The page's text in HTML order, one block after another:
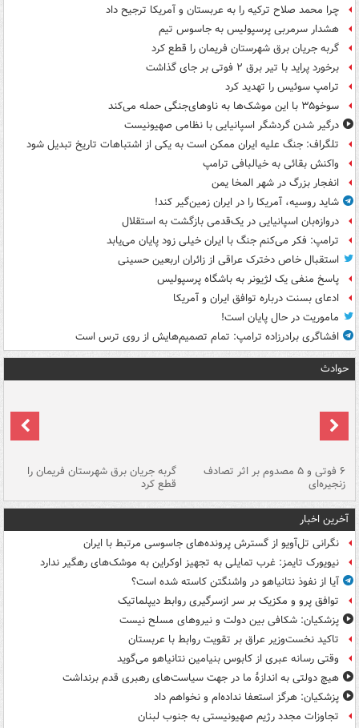
چرا محمد صلاح ترکیه را به عربستان و آمریکا ترجیح داد
هشدار سرمربی پرسپولیس به جاسوس تیم
گربه جریان برق شهرستان فریمان را قطع کرد
برخورد پراید با تیر برق ۲ فوتی بر جای گذاشت
ترامپ سوئیس را تهدید کرد
سوخو۳۵ با این موشک‌ها به ناوهای‌جنگی حمله می‌کند
درگیر شدن گردشگر اسپانیایی با نظامی صهیونیست
تلگراف: جنگ علیه ایران ممکن است به یکی از اشتباهات تاریخ تبدیل شود
واکنش بقائی به خیالبافی ترامپ
انفجار بزرگ در شهر المخا یمن
شاید روسیه، آمریکا را در ایران زمین‌گیر کند!
دروازه‌بان اسپانیایی در یک‌قدمی بازگشت به استقلال
ترامپ: فکر می‌کنم جنگ با ایران خیلی زود پایان می‌یابد
استقبال خاص دخترک عراقی از زائران اربعین حسینی
پاسخ منفی یک لژیونر به باشگاه پرسپولیس
ادعای بسنت درباره توافق ایران و آمریکا
ماموریت در حال پایان است!
افشاگری برادرزاده ترامپ: تمام تصمیم‌هایش از روی ترس است
حوادث
۶ فوتی و ۵ مصدوم بر اثر تصادف
زنجیره‌ای
گربه جریان برق شهرستان فریمان را
قطع کرد
آخرین اخبار
نگرانی تل‌آویو از گسترش پرونده‌های جاسوسی مرتبط با ایران
نیویورک تایمز: غرب تمایلی به تجهیز اوکراین به موشک‌های رهگیر ندارد
آیا از نفوذ نتانیاهو در واشنگتن کاسته شده است؟
توافق پرو و مکزیک بر سر ازسرگیری روابط دیپلماتیک
پزشکیان: شکافی بین دولت و نیروهای مسلح نیست
تاکید نخست‌وزیر عراق بر تقویت روابط با عربستان
وقتی رسانه عبری از کابوس بنیامین نتانیاهو می‌گوید
هیچ دولتی به اندازۀ ما در جهت سیاست‌های رهبری قدم برنداشت
پزشکیان: هرگز استعفا نداده‌ام و نخواهم داد
تجاوزات مجدد رژیم صهیونیستی به جنوب لبنان